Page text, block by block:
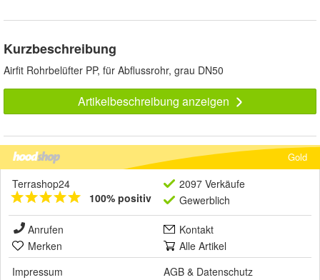
Kurzbeschreibung
Airfit Rohrbelüfter PP, für Abflussrohr, grau DN50
Artikelbeschreibung anzeigen
Gold
Terrashop24
100% positiv
2097 Verkäufe
Gewerblich
Anrufen
Kontakt
Merken
Alle Artikel
Impressum
AGB & Datenschutz